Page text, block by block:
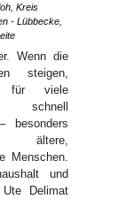
Kreis
- Lübbecke
Wenn die
steigen,
für viele
schnell
besonders
Menschen.
und
Ute Delimat